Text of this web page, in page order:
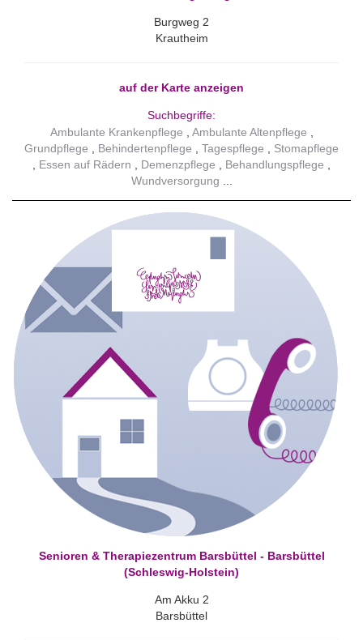
Burgweg 2
Krautheim
auf der Karte anzeigen
Suchbegriffe:
Ambulante Krankenpflege
Ambulante Altenpflege
Grundpflege
Behindertenpflege Tagespflege
Stomapflege
Essen auf Rädern
Demenzpflege
Behandlungspflege
Wundversorgung
Senioren & Therapiezentrum Barsbüttel - Barsbüttel
(Schleswig-Holstein)
Am Akku 2
Barsbüttel